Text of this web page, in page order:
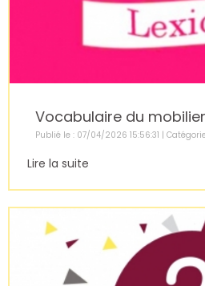
Vocabulaire du
Publié le : 07/04/2026 15:56:31 |
Lire la suite